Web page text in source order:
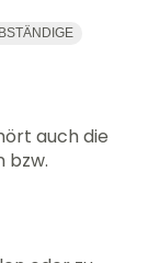
auch die
bzw.